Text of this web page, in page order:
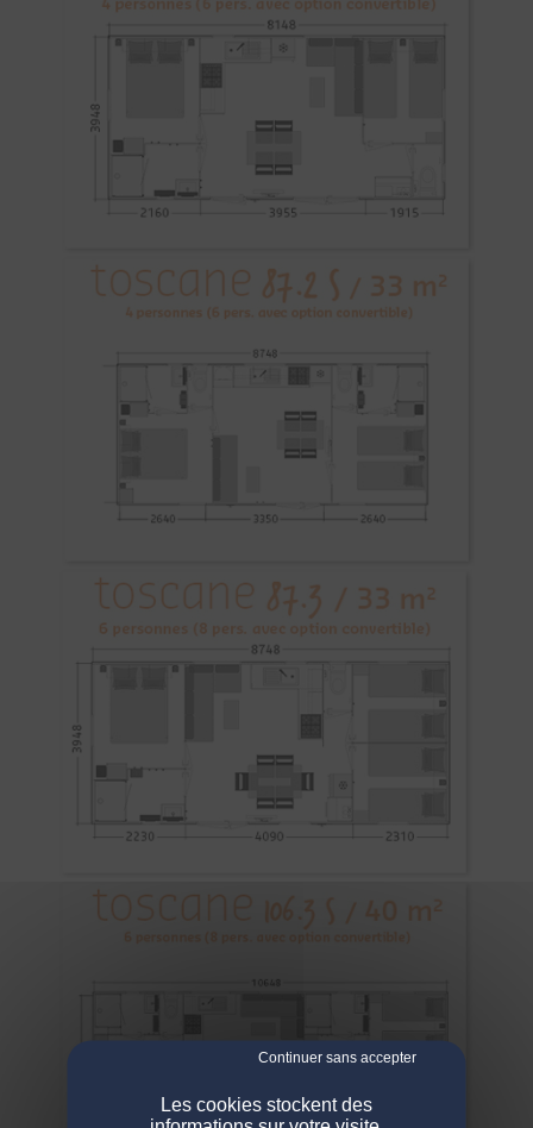
NOS ENGAGEMENTS
Les cookies stockent des